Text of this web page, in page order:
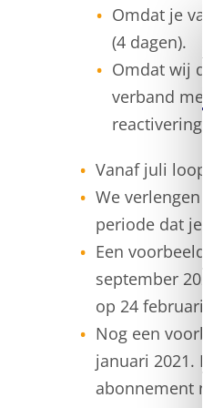
Omdat je
(4 dagen).
Omdat wij
verband
Vanaf juli
We
periode dat
Een
september
op 24 februari
Nog een
januari 2021.
abonnement